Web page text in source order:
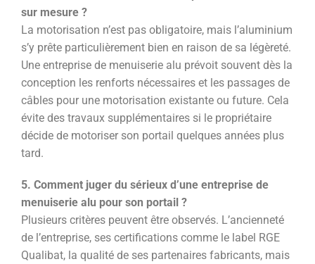
sur mesure ?
La motorisation n’est pas obligatoire, mais l’aluminium
s’y prête particulièrement bien en raison de sa légèreté.
Une entreprise de menuiserie alu prévoit souvent dès la
conception les renforts nécessaires et les passages de
câbles pour une motorisation existante ou future. Cela
évite des travaux supplémentaires si le propriétaire
décide de motoriser son portail quelques années plus
tard.
5. Comment juger du sérieux d’une entreprise de
menuiserie alu pour son portail ?
Plusieurs critères peuvent être observés. L’ancienneté
de l’entreprise, ses certifications comme le label RGE
Qualibat, la qualité de ses partenaires fabricants, mais